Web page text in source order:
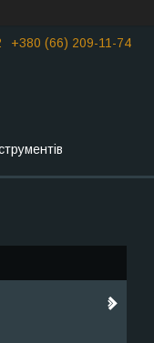
+380 (66) 209-11-74